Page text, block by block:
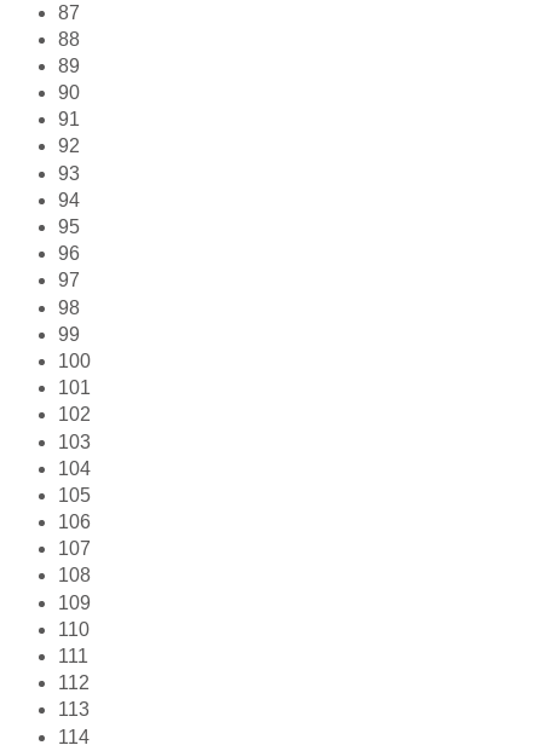
87
88
89
90
91
92
93
94
95
96
97
98
99
100
101
102
103
104
105
106
107
108
109
110
111
112
113
114